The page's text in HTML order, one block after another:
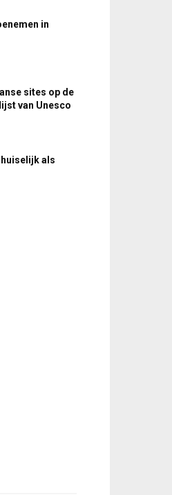
in
sites op de
van Unesco
als